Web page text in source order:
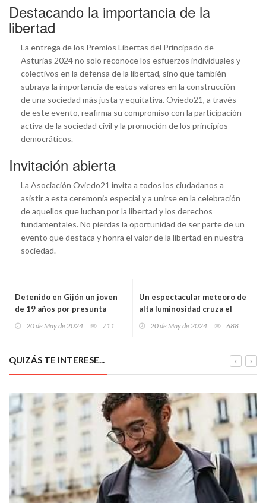
Destacando la importancia de la
libertad
La entrega de los Premios Libertas del Principado de
Asturias 2024 no solo reconoce los esfuerzos individuales y
colectivos en la defensa de la libertad, sino que también
subraya la importancia de estos valores en la construcción
de una sociedad más justa y equitativa. Oviedo21, a través
de este evento, reafirma su compromiso con la participación
activa de la sociedad civil y la promoción de los principios
democráticos.
Invitación abierta
La Asociación Oviedo21 invita a todos los ciudadanos a
asistir a esta ceremonia especial y a unirse en la celebración
de aquellos que luchan por la libertad y los derechos
fundamentales. No pierdas la oportunidad de ser parte de un
evento que destaca y honra el valor de la libertad en nuestra
sociedad.
Detenido en Gijón un joven
de 19 años por presunta
20 de May de 2024 711
Un espectacular meteoro de
alta luminosidad cruza el
20 de May de 2024 688
QUIZÁS TE INTERESE...